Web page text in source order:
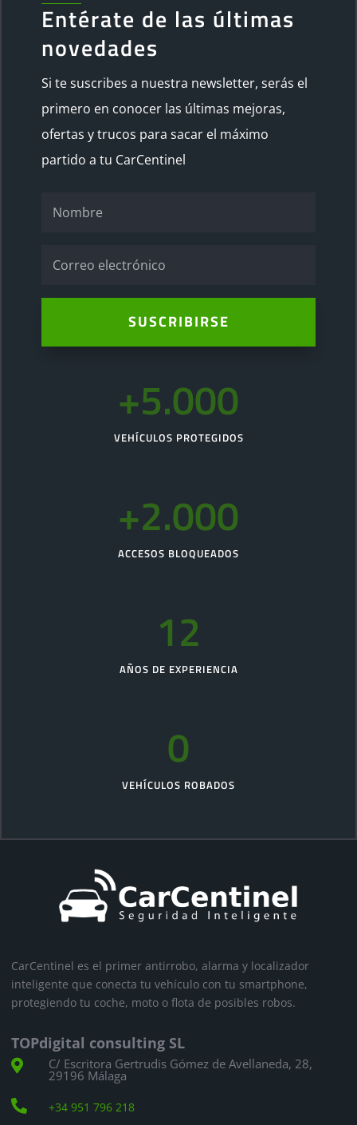
Entérate de las últimas
novedades
Si te suscribes a nuestra newsletter, serás el
primero en conocer las últimas mejoras,
ofertas y trucos para sacar el máximo
partido a tu CarCentinel
SUSCRIBIRSE
+5.000
VEHÍCULOS PROTEGIDOS
+2.000
ACCESOS BLOQUEADOS
12
AÑOS DE EXPERIENCIA
0
VEHÍCULOS ROBADOS
CarCentinel es el primer antirrobo, alarma y localizador
inteligente que conecta tu vehículo con tu smartphone,
protegiendo tu coche, moto o flota de posibles robos.
TOPdigital consulting SL
 C/ Escritora Gertrudis Gómez de Avellaneda, 28,
29196 Málaga
 +34 951 796 218